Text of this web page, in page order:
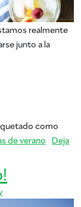
realmente
junto a la
como
de verano Deja